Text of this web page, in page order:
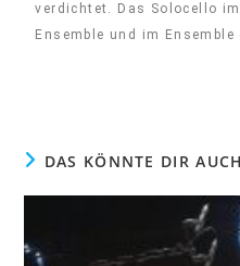
verdichtet. Das Solocello
Ensemble und im
DAS KÖNNTE DIR